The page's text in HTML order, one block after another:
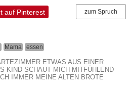
zum Spruch
auf Pinterest
Mama essen
ETWAS AUS EINER
KIND SCHAUT MICH MITFÜHLEND
IMMER MEINE ALTEN BROTE